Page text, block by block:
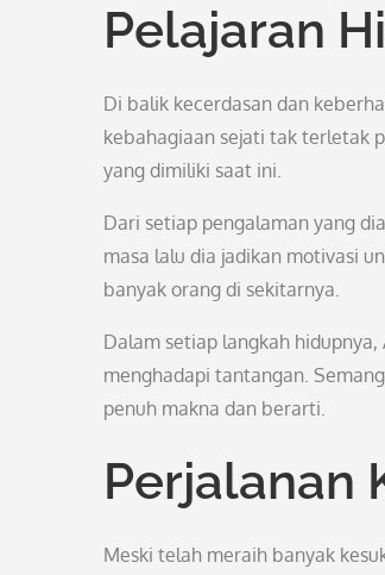
Pelajaran
Di balik kecerdasan dan
kebahagiaan sejati tak terletak
yang dimiliki saat ini.
Dari setiap pengalaman yang
masa lalu dia jadikan motivasi
banyak orang di sekitarnya.
Dalam setiap langkah
menghadapi tantangan.
penuh makna dan berarti.
Perjalanan
Meski telah meraih banyak